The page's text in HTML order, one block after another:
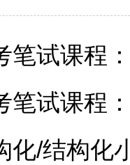
笔试课程
笔试课程
化/结构化